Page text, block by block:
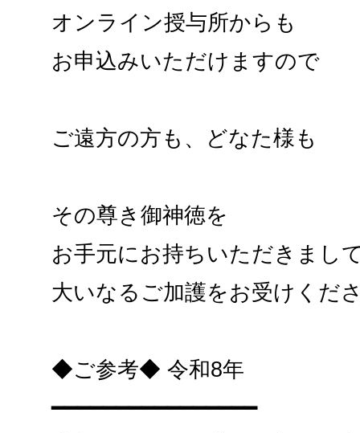
オンライン授与所からも
お申込みいただけますので
ご遠方の方も、どなた様も
その尊き御神徳を
お手元にお持ちいただきまし
大いなるご加護をお受けくだ
◆ご参考◆ 令和8年
━━━━━━━━━━━━━━━━